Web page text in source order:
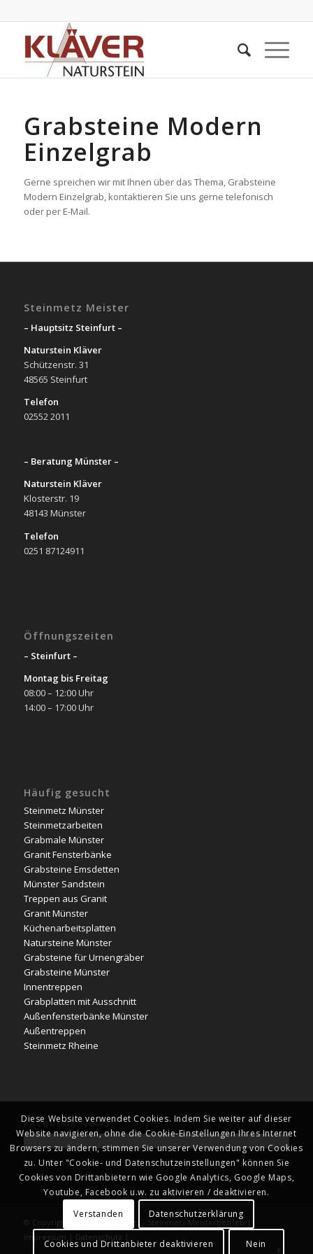
Grabsteine Modern
Einzelgrab
Gerne spreichen wir mit Ihnen über das Thema, Grabsteine
Modern Einzelgrab, kontaktieren Sie uns gerne telefonisch
oder per E-Mail.
Steinmetz Meister
– Hauptsitz Steinfurt –
Naturstein Kläver
Schützenstr. 31
48565 Steinfurt
Telefon
02552 2011
– Beratung Münster –
Naturstein Kläver
Klosterstr. 19
48143 Münster
Telefon
0251 87124911
Öffnungszeiten
– Steinfurt –
Montag bis Freitag
08:00 – 12:00 Uhr
14:00 – 17:00 Uhr
Häufig gesucht
Steinmetz Münster
Steinmetzarbeiten
Grabmale Münster
Granit Fensterbänke
Grabsteine Emsdetten
Münster Sandstein
Treppen aus Granit
Granit Münster
Küchenarbeitsplatten
Natursteine Münster
Grabsteine für Urnengräber
Grabsteine Münster
Innentreppen
Grabplatten mit Ausschnitt
Außenfensterbänke Münster
Außentreppen
Steinmetz Rheine
Facebook News
© Copyright - Naturstein Kläver - Steinmetz Meisterbetrieb |
Impressum | Datenschutz |
Diese Website verwendet Cookies. Indem Sie weiter auf dieser
Website navigieren, ohne die Cookie-Einstellungen Ihres Internet
Browsers zu ändern, stimmen Sie unserer Verwendung von Cookies
zu. Unter "Cookie- und Datenschutzeinstellungen" können Sie
Cookies von Drittanbietern wie Google Analytics, Google Maps,
Youtube, Facebook u.w. zu aktivieren / deaktivieren.
Verstanden
Datenschutzerklärung
Cookies und Drittanbieter deaktivieren Nein